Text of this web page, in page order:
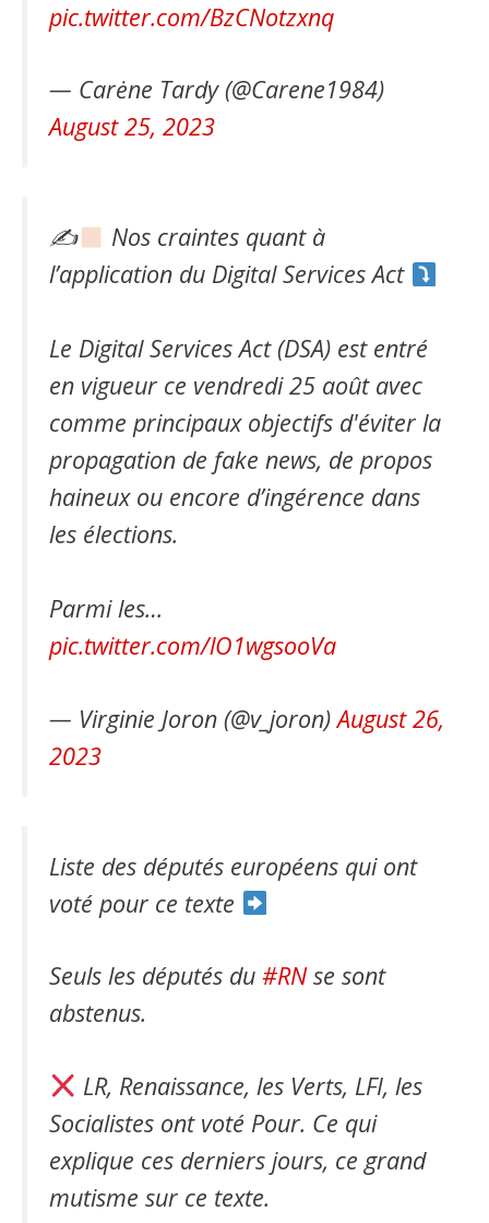
pic.twitter.com/BzCNotzxnq
— Carėne Tardy (@Carene1984)
August 25, 2023
✍
Nos craintes quant à
l’application du Digital Services Act
Le Digital Services Act (DSA) est entré
en vigueur ce vendredi 25 août avec
comme principaux objectifs d'éviter la
propagation de fake news, de propos
haineux ou encore d’ingérence dans
les élections.
Parmi les…
pic.twitter.com/lO1wgsooVa
— Virginie Joron (@v_joron)August 26,
2023
Liste des députés européens qui ont
voté pour ce texte
Seuls les députés du #RNse sont
abstenus.
LR, Renaissance, les Verts, LFI, les
Socialistes ont voté Pour. Ce qui
explique ces derniers jours, ce grand
mutisme sur ce texte.